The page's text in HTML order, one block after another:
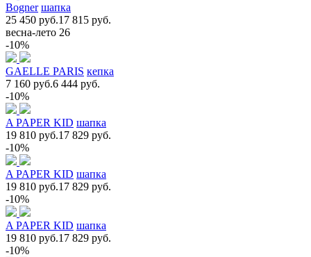
Bogner шапка
25 450 руб.17 815 руб.
весна-лето 26
-10%
GAELLE PARIS кепка
7 160 руб.6 444 руб.
-10%
A PAPER KID шапка
19 810 руб.17 829 руб.
-10%
A PAPER KID шапка
19 810 руб.17 829 руб.
-10%
A PAPER KID шапка
19 810 руб.17 829 руб.
-10%